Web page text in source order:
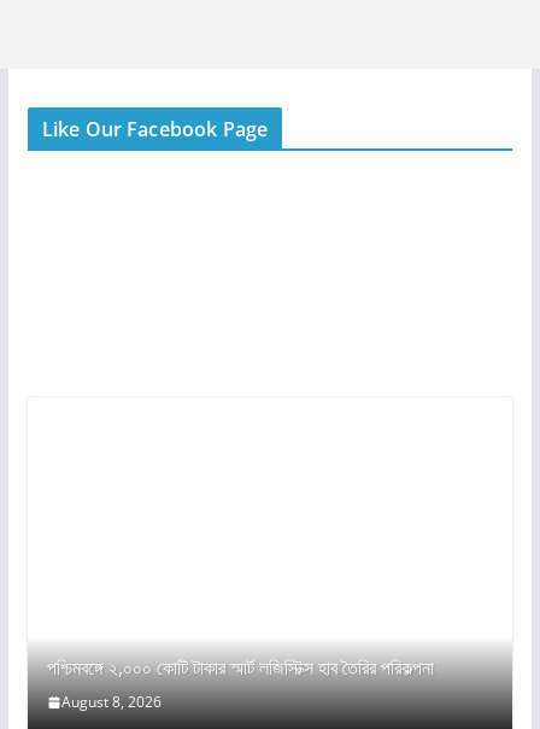
Like Our Facebook Page
পশ্চিমবঙ্গে ২,০০০ কোটি টাকার স্মার্ট লজিস্টিক্স হাব তৈরির পরিকল্পনা
August 8, 2026